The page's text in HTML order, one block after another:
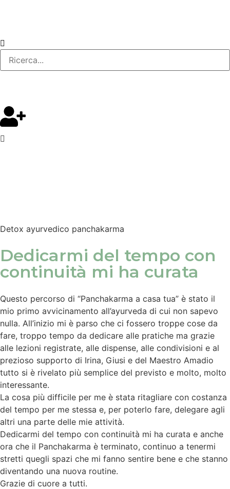
Detox ayurvedico panchakarma
Dedicarmi del tempo con
continuità mi ha curata
Questo percorso di “Panchakarma a casa tua” è stato il
mio primo avvicinamento all’ayurveda di cui non sapevo
nulla. All’inizio mi è parso che ci fossero troppe cose da
fare, troppo tempo da dedicare alle pratiche ma grazie
alle lezioni registrate, alle dispense, alle condivisioni e al
prezioso supporto di Irina, Giusi e del Maestro Amadio
tutto si è rivelato più semplice del previsto e molto, molto
interessante.
La cosa più difficile per me è stata ritagliare con costanza
del tempo per me stessa e, per poterlo fare, delegare agli
altri una parte delle mie attività.
Dedicarmi del tempo con continuità mi ha curata e anche
ora che il Panchakarma è terminato, continuo a tenermi
stretti quegli spazi che mi fanno sentire bene e che stanno
diventando una nuova routine.
Grazie di cuore a tutti.